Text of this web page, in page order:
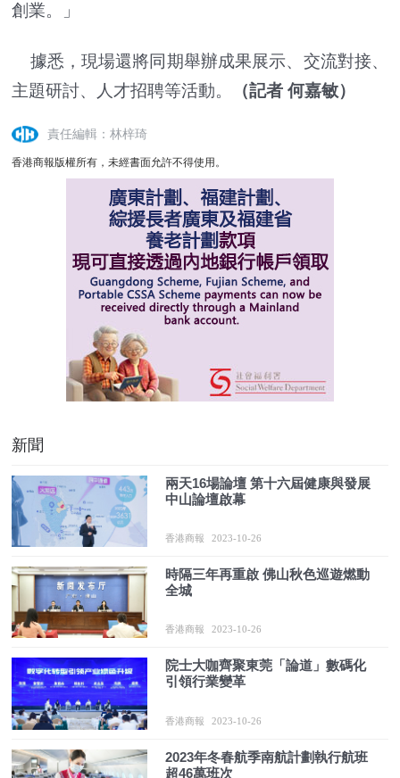
創業。」
據悉，現場還將同期舉辦成果展示、交流對接、
主題研討、人才招聘等活動。
（記者 何嘉敏）
責任編輯：林梓琦
香港商報版權所有，未經書面允許不得使用。
新聞
兩天16場論壇 第十六屆健康與發展
中山論壇啟幕
香港商報 2023-10-26
時隔三年再重啟 佛山秋色巡遊燃動
全城
香港商報 2023-10-26
院士大咖齊聚東莞「論道」數碼化
引領行業變革
香港商報 2023-10-26
2023年冬春航季南航計劃執行航班
超46萬班次